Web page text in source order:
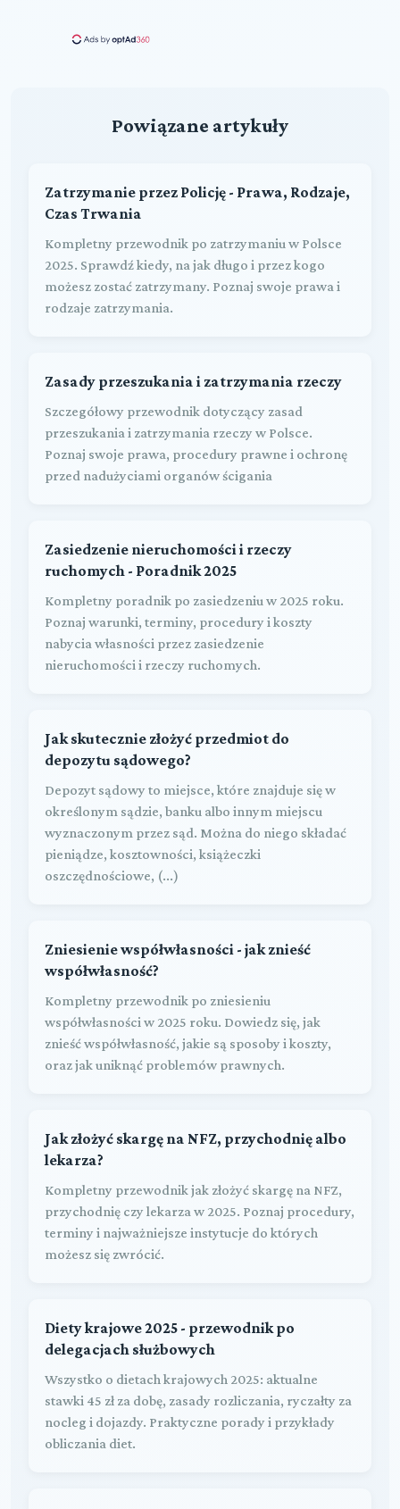
Powiązane artykuły
Zatrzymanie przez Policję - Prawa, Rodzaje,
Czas Trwania
Kompletny przewodnik po zatrzymaniu w Polsce
2025. Sprawdź kiedy, na jak długo i przez kogo
możesz zostać zatrzymany. Poznaj swoje prawa i
rodzaje zatrzymania.
Zasady przeszukania i zatrzymania rzeczy
Szczegółowy przewodnik dotyczący zasad
przeszukania i zatrzymania rzeczy w Polsce.
Poznaj swoje prawa, procedury prawne i ochronę
przed nadużyciami organów ścigania
Zasiedzenie nieruchomości i rzeczy
ruchomych - Poradnik 2025
Kompletny poradnik po zasiedzeniu w 2025 roku.
Poznaj warunki, terminy, procedury i koszty
nabycia własności przez zasiedzenie
nieruchomości i rzeczy ruchomych.
Jak skutecznie złożyć przedmiot do
depozytu sądowego?
Depozyt sądowy to miejsce, które znajduje się w
określonym sądzie, banku albo innym miejscu
wyznaczonym przez sąd. Można do niego składać
pieniądze, kosztowności, książeczki
oszczędnościowe, (...)
Zniesienie współwłasności - jak znieść
współwłasność?
Kompletny przewodnik po zniesieniu
współwłasności w 2025 roku. Dowiedz się, jak
znieść współwłasność, jakie są sposoby i koszty,
oraz jak uniknąć problemów prawnych.
Jak złożyć skargę na NFZ, przychodnię albo
lekarza?
Kompletny przewodnik jak złożyć skargę na NFZ,
przychodnię czy lekarza w 2025. Poznaj procedury,
terminy i najważniejsze instytucje do których
możesz się zwrócić.
Diety krajowe 2025 - przewodnik po
delegacjach służbowych
Wszystko o dietach krajowych 2025: aktualne
stawki 45 zł za dobę, zasady rozliczania, ryczałty za
nocleg i dojazdy. Praktyczne porady i przykłady
obliczania diet.